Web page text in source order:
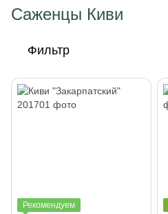
Саженцы Киви
Фильтр
Рекомендуем